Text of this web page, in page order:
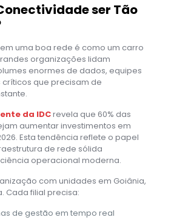
ser Tão
uma boa rede é como um carro
organizações lidam
enormes de dados, equipes
que precisam de
da IDCrevela que 60% das
aumentar investimentos em
Esta tendência reflete o papel
de rede sólida
operacional moderna.
com unidades em Goiânia,
Cada filial precisa:
de gestão em tempo real